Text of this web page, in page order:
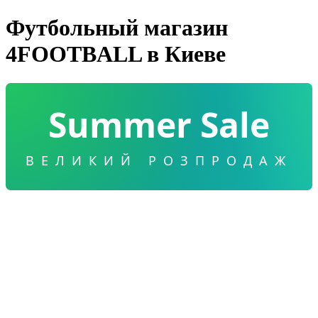
Футбольный магазин
4FOOTBALL в Киеве
Summer Sale
ВЕЛИКИЙ РОЗПРОДАЖ